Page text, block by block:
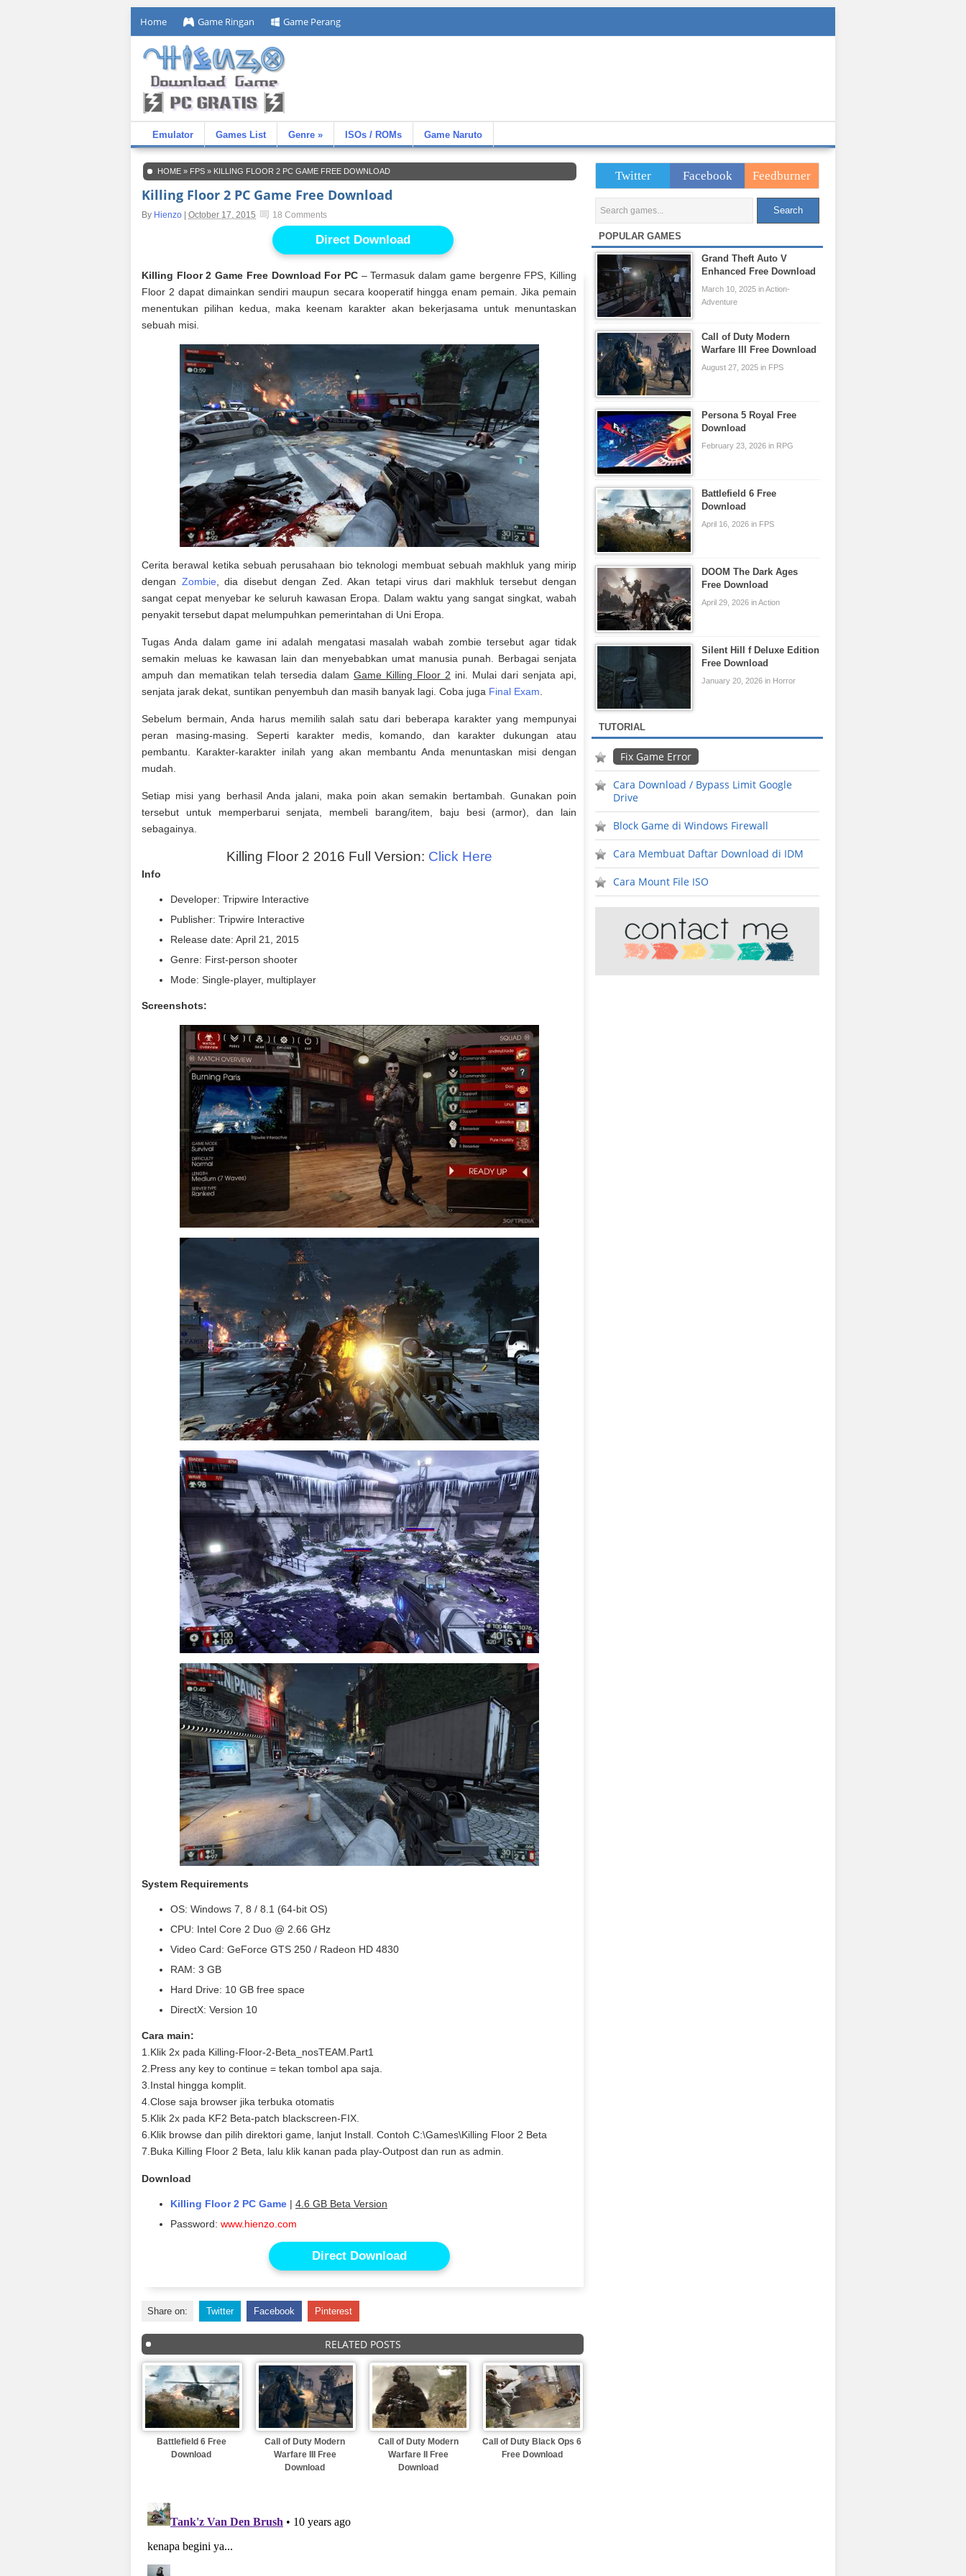
Home Game Ringan Game Perang
Emulator Games List Genre » ISOs / ROMs Game Naruto
HOME » FPS » KILLING FLOOR 2 PC GAME FREE DOWNLOAD
Killing Floor 2 PC Game Free Download
By Hienzo October 17, 2015 18 Comments
Direct Download
Killing Floor 2 Game Free Download For PC – Termasuk dalam game bergenre FPS, Killing
Floor 2 dapat dimainkan sendiri maupun secara kooperatif hingga enam pemain. Jika pemain
menentukan pilihan kedua, maka keenam karakter akan bekerjasama untuk menuntaskan
sebuah misi.
Cerita berawal ketika sebuah perusahaan bio teknologi membuat sebuah makhluk yang mirip
dengan Zombie , dia disebut dengan Zed. Akan tetapi virus dari makhluk tersebut dengan
sangat cepat menyebar ke seluruh kawasan Eropa. Dalam waktu yang sangat singkat, wabah
penyakit tersebut dapat melumpuhkan pemerintahan di Uni Eropa.
Tugas Anda dalam game ini adalah mengatasi masalah wabah zombie tersebut agar tidak
semakin meluas ke kawasan lain dan menyebabkan umat manusia punah. Berbagai senjata
ampuh dan mematikan telah tersedia dalam Game Killing Floor 2 ini. Mulai dari senjata api,
senjata jarak dekat, suntikan penyembuh dan masih banyak lagi. Coba juga Final Exam
Sebelum bermain, Anda harus memilih salah satu dari beberapa karakter yang mempunyai
peran masing-masing. Seperti karakter medis, komando, dan karakter dukungan atau
pembantu. Karakter-karakter inilah yang akan membantu Anda menuntaskan misi dengan
mudah.
Setiap misi yang berhasil Anda jalani, maka poin akan semakin bertambah. Gunakan poin
tersebut untuk memperbarui senjata, membeli barang/item, baju besi (armor), dan lain
sebagainya.
Killing Floor 2 2016 Full Version: Click Here
Info
Developer: Tripwire Interactive
Publisher: Tripwire Interactive
Release date: April 21, 2015
Genre: First-person shooter
Mode: Single-player, multiplayer
Screenshots:
System Requirements
OS: Windows 7, 8 / 8.1 (64-bit OS)
CPU: Intel Core 2 Duo @ 2.66 GHz
Video Card: GeForce GTS 250 / Radeon HD 4830
RAM: 3 GB
Hard Drive: 10 GB free space
DirectX: Version 10
Cara main:
1.Klik 2x pada Killing-Floor-2-Beta_nosTEAM.Part1
2.Press any key to continue = tekan tombol apa saja.
3.Instal hingga komplit.
4.Close saja browser jika terbuka otomatis
5.Klik 2x pada KF2 Beta-patch blackscreen-FIX.
6.Klik browse dan pilih direktori game, lanjut Install. Contoh C:\Games\Killing Floor 2 Beta
7.Buka Killing Floor 2 Beta, lalu klik kanan pada play-Outpost dan run as admin.
Download
Killing Floor 2 PC Game
4.6 GB Beta Version
Password: www.hienzo.com
Direct Download
Share on: Twitter Facebook Pinterest
RELATED POSTS
Battlefield 6 Free
Download
Call of Duty Modern
Warfare III Free
Download
Call of Duty Modern
Warfare II Free
Download
Call of Duty Black Ops 6
Free Download
Twitter Facebook Feedburner
POPULAR GAMES
Grand Theft Auto V
Enhanced Free Download
March 10, 2025 in Action-
Adventure
Call of Duty Modern
Warfare III Free Download
August 27, 2025 in FPS
Persona 5 Royal Free
Download
February 23, 2026 in RPG
Battlefield 6 Free
Download
April 16, 2026 in FPS
DOOM The Dark Ages
Free Download
April 29, 2026 in Action
Silent Hill f Deluxe Edition
Free Download
January 20, 2026 in Horror
TUTORIAL
Fix Game Error
Cara Download / Bypass Limit Google
Drive
Block Game di Windows Firewall
Cara Membuat Daftar Download di IDM
Cara Mount File ISO